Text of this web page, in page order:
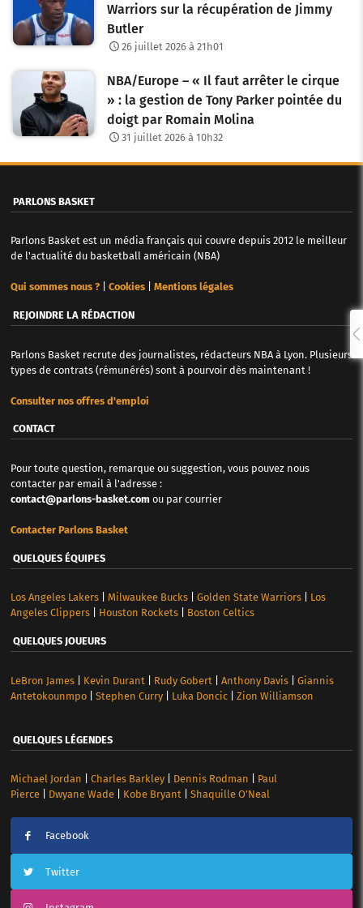
Warriors sur la récupération de Jimmy
Butler
26 juillet 2026 à 21h01
NBA/Europe – « Il faut arrêter le cirque
» : la gestion de Tony Parker pointée du
doigt par Romain Molina
31 juillet 2026 à 10h32
PARLONS BASKET
Parlons Basket est un média français qui couvre depuis 2012 le meilleur
de l'actualité du basketball américain (NBA)
Qui sommes nous ?| Cookies| Mentions légales
REJOINDRE LA RÉDACTION
Parlons Basket recrute des journalistes, rédacteurs NBA à Lyon. Plusieurs
types de contrats (rémunérés) sont à pourvoir dès maintenant !
Consulter nos offres d'emploi
CONTACT
Pour toute question, remarque ou suggestion, vous pouvez nous
contacter par email à l'adresse :
contact@parlons-basket.com ou par courrier
Contacter Parlons Basket
QUELQUES ÉQUIPES
Los Angeles Lakers| Milwaukee Bucks| Golden State Warriors| Los
Angeles Clippers| Houston Rockets| Boston Celtics
QUELQUES JOUEURS
LeBron James| Kevin Durant Rudy Gobert Anthony Davis| Giannis
Antetokounmpo| Stephen Curry| Luka Doncic| Zion Williamson
QUELQUES LÉGENDES
Michael Jordan Charles Barkley| Dennis Rodman
Paul
Pierce| Dwyane Wade| Kobe Bryant| Shaquille O’Neal
Facebook
Twitter